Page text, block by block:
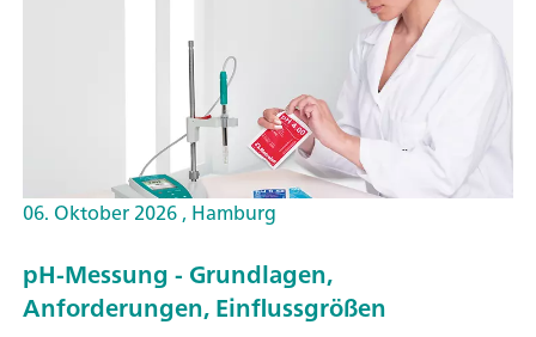
06. Oktober 2026 , Hamburg
pH-Messung - Grundlagen,
Anforderungen, Einflussgrößen